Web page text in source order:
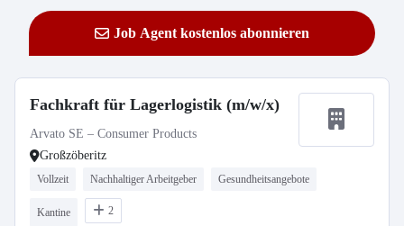
Job Agent kostenlos abonnieren
Fachkraft für Lagerlogistik (m/w/x)
Arvato SE – Consumer Products
Großzöberitz
Vollzeit Nachhaltiger Arbeitgeber Gesundheitsangebote
Kantine 2